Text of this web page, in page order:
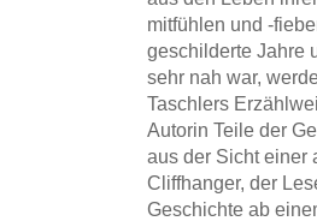
mitfühlen und -
geschilderte Jahre
sehr nah war,
Taschlers
Autorin Teile der
aus der Sicht einer
Cliffhanger, der
Geschichte ab